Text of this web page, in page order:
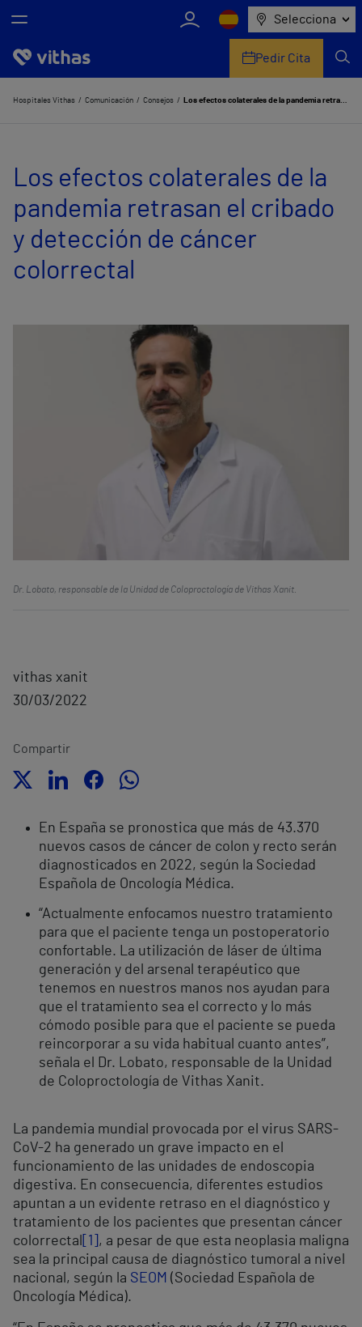
Selecciona
Nosotros
Servicios de salud
Equipo médico y asistencial
Información útil
Pedir Cita
Hospitales Vithas Comunicación Consejos Los efectos colaterales de la pandemia retrasan el cribado y detección de cáncer colorrectal
Los efectos colaterales de la
pandemia retrasan el cribado
y detección de cáncer
colorrectal
Dr. Lobato, responsable de la Unidad de Coloproctología de Vithas Xanit.
vithas xanit
30/03/2022
Compartir
En España se pronostica que más de 43.370
nuevos casos de cáncer de colon y recto serán
diagnosticados en 2022, según la Sociedad
Española de Oncología Médica.
“Actualmente enfocamos nuestro tratamiento
para que el paciente tenga un postoperatorio
confortable. La utilización de láser de última
generación y del arsenal terapéutico que
tenemos en nuestros manos nos ayudan para
que el tratamiento sea el correcto y lo más
cómodo posible para que el paciente se pueda
reincorporar a su vida habitual cuanto antes”,
señala el Dr. Lobato, responsable de la Unidad
de Coloproctología de Vithas Xanit.
La pandemia mundial provocada por el virus SARS-
CoV-2 ha generado un grave impacto en el
funcionamiento de las unidades de endoscopia
digestiva. En consecuencia, diferentes estudios
apuntan a un evidente retraso en el diagnóstico y
tratamiento de los pacientes que presentan cáncer
colorrectal
[1] , a pesar de que esta neoplasia maligna
sea la principal causa de diagnóstico tumoral a nivel
nacional, según la SEOM (Sociedad Española de
Oncología Médica).